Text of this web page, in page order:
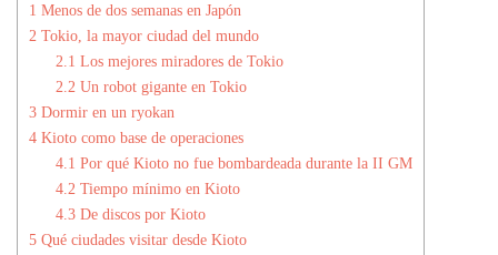
1 Menos de dos semanas en Japón
2 Tokio, la mayor ciudad del mundo
2.1 Los mejores miradores de Tokio
2.2 Un robot gigante en Tokio
3 Dormir en un ryokan
4 Kioto como base de operaciones
4.1 Por qué Kioto no fue bombardeada durante la II GM
4.2 Tiempo mínimo en Kioto
4.3 De discos por Kioto
5 Qué ciudades visitar desde Kioto